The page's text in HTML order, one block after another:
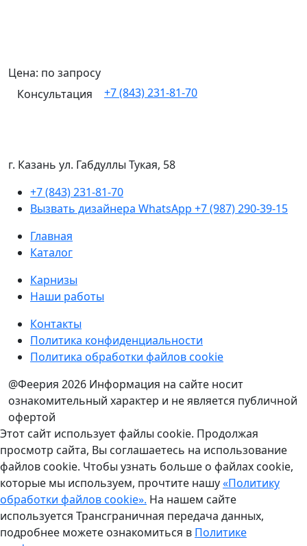
Цена: по запросу
Консультация
+7 (843) 231-81-70
г. Казань ул. Габдуллы Тукая, 58
+7 (843) 231-81-70
Вызвать дизайнера WhatsApp +7 (987) 290-39-15
Главная
Каталог
Карнизы
Наши работы
Контакты
Политика конфиденциальности
Политика обработки файлов cookie
@Феерия 2026 Информация на сайте носит
ознакомительный характер и не является публичной
офертой
Этот сайт использует файлы cookie. Продолжая
просмотр сайта, Вы соглашаетесь на использование
файлов cookie. Чтобы узнать больше о файлах cookie,
которые мы используем, прочтите нашу«Политику
обработки файлов cookie». На нашем сайте
используется Трансграничная передача данных,
подробнее можете ознакомиться в Политике